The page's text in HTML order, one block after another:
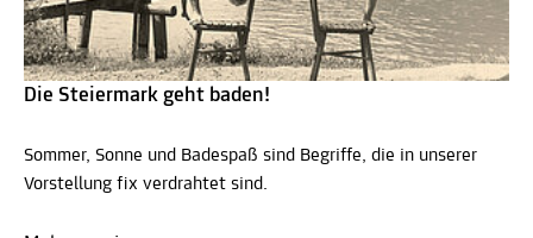
Die Steiermark geht baden!
Sommer, Sonne und Badespaß sind Begriffe, die in unserer
Vorstellung fix verdrahtet sind.